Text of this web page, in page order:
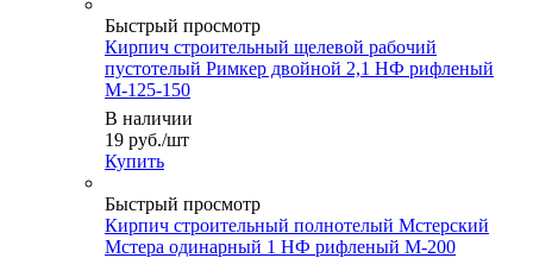
Быстрый просмотр
Кирпич строительный щелевой рабочий
пустотелый Римкер двойной 2,1 НФ рифленый
М-125-150
В наличии
19 руб./шт
Купить
Быстрый просмотр
Кирпич строительный полнотелый Мстерский
Мстера одинарный 1 НФ рифленый М-200